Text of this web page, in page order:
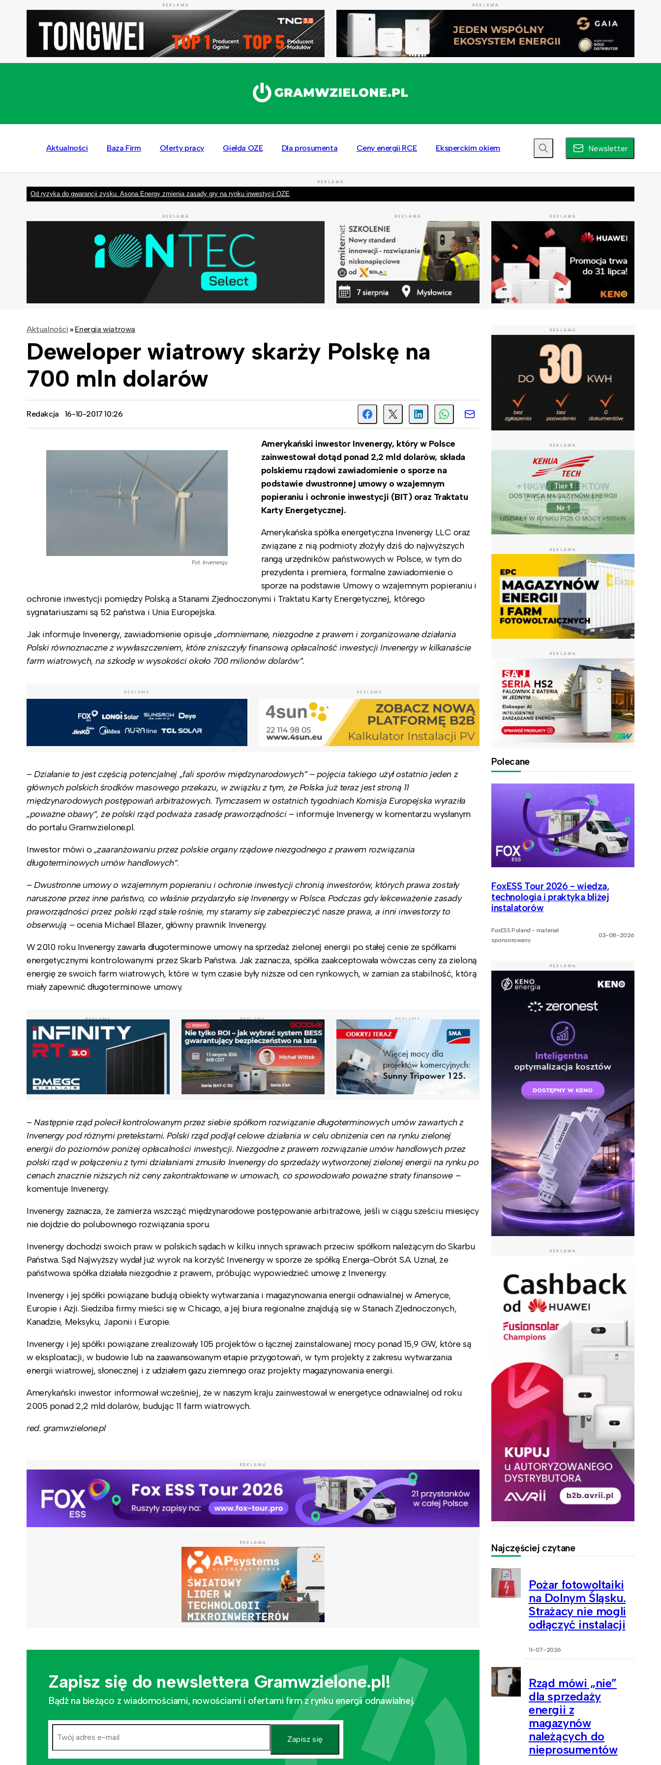
REKLAMA REKLAMA
Aktualności Baza Firm Oferty pracy Giełda OZE Dla prosumenta Ceny energii RCE Eksperckim okiem Newsletter
REKLAMA
Od ryzyka do gwarancji zysku. Asona Energy zmienia zasady gry na rynku inwestycji OZE
REKLAMA REKLAMA REKLAMA
Aktualności » Energia wiatrowa
Deweloper wiatrowy skarży Polskę na
700 mln dolarów
Redakcja 16-10-2017 10:26
Fot. Invenergy
Amerykański inwestor Invenergy, który w Polsce
zainwestował dotąd ponad 2,2 mld dolarów, składa
polskiemu rządowi zawiadomienie o sporze na
podstawie dwustronnej umowy o wzajemnym
popieraniu i ochronie inwestycji (BIT) oraz Traktatu
Karty Energetycznej.
Amerykańska spółka energetyczna Invenergy LLC oraz
związane z nią podmioty złożyły dziś do najwyższych
rangą urzędników państwowych w Polsce, w tym do
prezydenta i premiera, formalne zawiadomienie o
sporze na podstawie Umowy o wzajemnym popieraniu i
ochronie inwestycji pomiędzy Polską a Stanami Zjednoczonymi i Traktatu Karty Energetycznej, którego
sygnatariuszami są 52 państwa i Unia Europejska.
Jak informuje Invenergy, zawiadomienie opisuje„domniemane, niezgodne z prawem i zorganizowane działania
Polski równoznaczne z wywłaszczeniem, które zniszczyły finansową opłacalność inwestycji Invenergy w kilkanaście
farm wiatrowych, na szkodę w wysokości około 700 milionów dolarów”.
REKLAMA REKLAMA
–Działanie to jest częścią potencjalnej „fali sporów międzynarodowych” – pojęcia takiego użył ostatnio jeden z
głównych polskich środków masowego przekazu, w związku z tym, że Polska już teraz jest stroną 11
międzynarodowych postępowań arbitrażowych. Tymczasem w ostatnich tygodniach Komisja Europejska wyraziła
„poważne obawy”, że polski rząd podważa zasadę praworządności– informuje Invenergy w komentarzu wysłanym
do portalu Gramwzielone.pl.
Inwestor mówi o„zaaranżowaniu przez polskie organy rządowe niezgodnego z prawem rozwiązania
długoterminowych umów handlowych”.
–Dwustronne umowy o wzajemnym popieraniu i ochronie inwestycji chronią inwestorów, których prawa zostały
naruszone przez inne państwo, co właśnie przydarzyło się Invenergy w Polsce. Podczas gdy lekceważenie zasady
praworządności przez polski rząd stale rośnie, my staramy się zabezpieczyć nasze prawa, a inni inwestorzy to
obserwują –ocenia Michael Blazer, główny prawnik Invenergy.
W 2010 roku Invenergy zawarła długoterminowe umowy na sprzedaż zielonej energii po stałej cenie ze spółkami
energetycznymi kontrolowanymi przez Skarb Państwa. Jak zaznacza, spółka zaakceptowała wówczas ceny za zieloną
energię ze swoich farm wiatrowych, które w tym czasie były niższe od cen rynkowych, w zamian za stabilność, którą
miały zapewnić długoterminowe umowy.
REKLAMA REKLAMA REKLAMA
–Następnie rząd polecił kontrolowanym przez siebie spółkom rozwiązanie długoterminowych umów zawartych z
Invenergy pod różnymi pretekstami. Polski rząd podjął celowe działania w celu obniżenia cen na rynku zielonej
energii do poziomów poniżej opłacalności inwestycji. Niezgodne z prawem rozwiązanie umów handlowych przez
polski rząd w połączeniu z tymi działaniami zmusiło Invenergy do sprzedaży wytworzonej zielonej energii na rynku po
cenach znacznie niższych niż ceny zakontraktowane w umowach, co spowodowało poważne straty finansowe –
komentuje Invenergy.
Invenergy zaznacza, że zamierza wszcząć międzynarodowe postępowanie arbitrażowe, jeśli w ciągu sześciu miesięcy
nie dojdzie do polubownego rozwiązania sporu.
Invenergy dochodzi swoich praw w polskich sądach w kilku innych sprawach przeciw spółkom należącym do Skarbu
Państwa. Sąd Najwyższy wydał już wyrok na korzyść Invenergy w sporze ze spółką Energa-Obrót S.A. Uznał, że
państwowa spółka działała niezgodnie z prawem, próbując wypowiedzieć umowę z Invenergy.
Invenergy i jej spółki powiązane budują obiekty wytwarzania i magazynowania energii odnawialnej w Ameryce,
Europie i Azji. Siedziba firmy mieści się w Chicago, a jej biura regionalne znajdują się w Stanach Zjednoczonych,
Kanadzie, Meksyku, Japonii i Europie.
Invenergy i jej spółki powiązane zrealizowały 105 projektów o łącznej zainstalowanej mocy ponad 15,9 GW, które są
w eksploatacji, w budowie lub na zaawansowanym etapie przygotowań, w tym projekty z zakresu wytwarzania
energii wiatrowej, słonecznej i z udziałem gazu ziemnego oraz projekty magazynowania energii.
Amerykański inwestor informował wcześniej, że w naszym kraju zainwestował w energetyce odnawialnej od roku
2005 ponad 2,2 mld dolarów, budując 11 farm wiatrowych.
red. gramwzielone.pl
REKLAMA
REKLAMA
Zapisz się do newslettera Gramwzielone.pl!
Bądź na bieżąco z wiadomościami, nowościami i ofertami firm z rynku energii odnawialnej.
Zapisz się
REKLAMA
REKLAMA
REKLAMA
REKLAMA
Polecane
FoxESS Tour 2026 - wiedza,
technologia i praktyka bliżej
instalatorów
FoxESS Poland - materiał
sponsorowany
03-08-2026
REKLAMA
REKLAMA
Najczęściej czytane
Pożar fotowoltaiki
na Dolnym Śląsku.
Strażacy nie mogli
odłączyć instalacji
11-07-2026
Rząd mówi „nie”
dla sprzedaży
energii z
magazynów
należących do
nieprosumentów